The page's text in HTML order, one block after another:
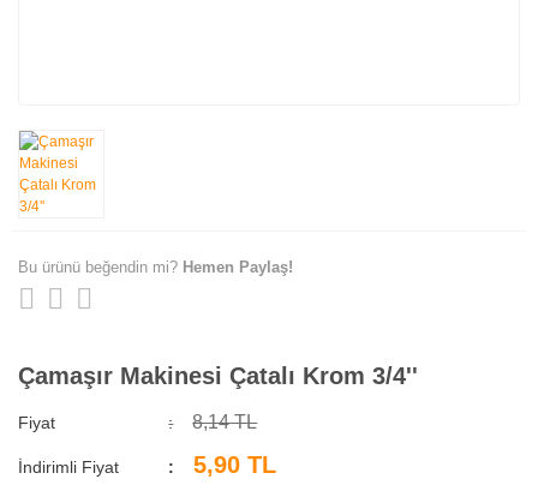
Bu ürünü beğendin mi? Hemen Paylaş!
Çamaşır Makinesi Çatalı Krom 3/4''
Fiyat 8,14 TL
İndirimli Fiyat 5,90 TL